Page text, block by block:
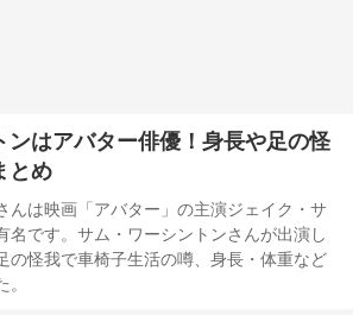
ンはアバター俳優！身長や足の怪
とめ
んは映画「アバター」の主演ジェイク・サ
名です。サム・ワーシントンさんが出演し
の怪我で車椅子生活の噂、身長・体重など